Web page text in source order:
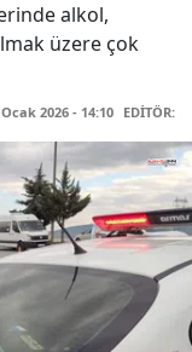
alkol,
üzere çok
Ocak 2026 - 14:10 EDİTÖR: